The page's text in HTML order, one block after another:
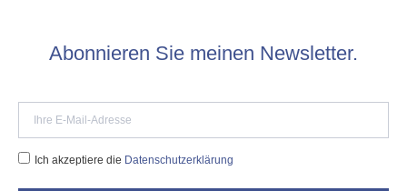
Abonnieren Sie meinen Newsletter.
Ich akzeptiere die Datenschutzerklärung